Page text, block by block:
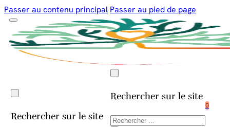
Passer au contenu principal Passer au pied de page
Rechercher sur le site
Rechercher
0
Rechercher sur le site